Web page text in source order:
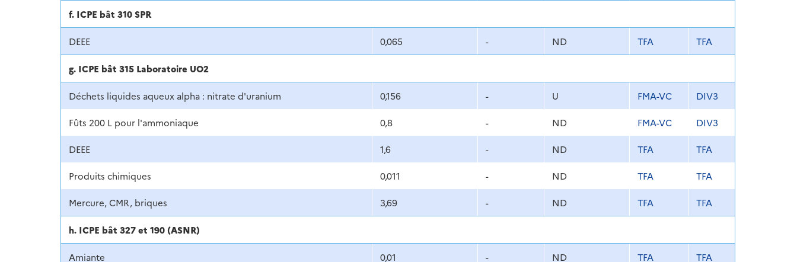
f. ICPE bât 310 SPR
DEEE 0,065 - ND TFA TFA
g. ICPE bât 315 Laboratoire UO2
Déchets liquides aqueux alpha : nitrate d'uranium 0,156 - U FMA-VC DIV3
Fûts 200 L pour l'ammoniaque 0,8 - ND FMA-VC DIV3
DEEE 1,6 - ND TFA TFA
Produits chimiques 0,011 - ND TFA TFA
Mercure, CMR, briques 3,69 - ND TFA TFA
h. ICPE bât 327 et 190 (ASNR)
Amiante 0,01 - ND TFA TFA